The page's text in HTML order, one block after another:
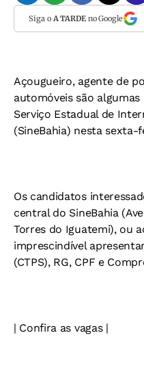
Siga o A TARDEno Google
Açougueiro, agente de
automóveis são algumas
Serviço Estadual de
(SineBahia) nesta sexta-
Os candidatos
central do SineBahia
Torres do Iguatemi), ou
imprescindível
(CTPS), RG, CPF e
| Confira as vagas |